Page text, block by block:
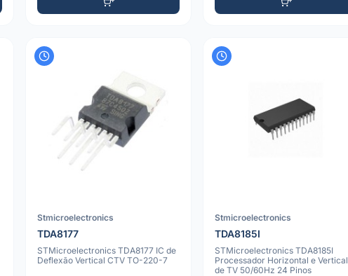
Stmicroelectronics
TDA8177
STMicroelectronics TDA8177 IC de
Deflexão Vertical CTV TO-220-7
Stmicroelectronics
TDA8185I
STMicroelectronics TDA8185I
Processador Horizontal e Vertical
de TV 50/60Hz 24 Pinos